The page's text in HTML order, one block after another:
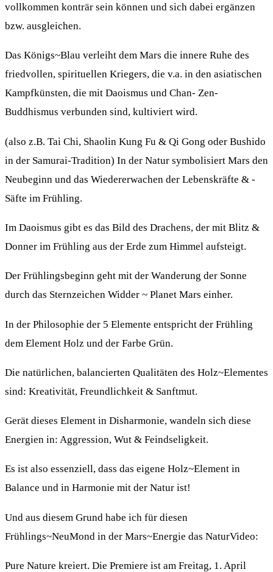
vollkommen konträr sein können und sich dabei ergänzen
bzw. ausgleichen.
Das Königs~Blau verleiht dem Mars die innere Ruhe des
friedvollen, spirituellen Kriegers, die v.a. in den asiatischen
Kampfkünsten, die mit Daoismus und Chan- Zen-
Buddhismus verbunden sind, kultiviert wird.
(also z.B. Tai Chi, Shaolin Kung Fu & Qi Gong oder Bushido
in der Samurai-Tradition) In der Natur symbolisiert Mars den
Neubeginn und das Wiedererwachen der Lebenskräfte & -
Säfte im Frühling.
Im Daoismus gibt es das Bild des Drachens, der mit Blitz &
Donner im Frühling aus der Erde zum Himmel aufsteigt.
Der Frühlingsbeginn geht mit der Wanderung der Sonne
durch das Sternzeichen Widder ~ Planet Mars einher.
In der Philosophie der 5 Elemente entspricht der Frühling
dem Element Holz und der Farbe Grün.
Die natürlichen, balancierten Qualitäten des Holz~Elementes
sind: Kreativität, Freundlichkeit & Sanftmut.
Gerät dieses Element in Disharmonie, wandeln sich diese
Energien in: Aggression, Wut & Feindseligkeit.
Es ist also essenziell, dass das eigene Holz~Element in
Balance und in Harmonie mit der Natur ist!
Und aus diesem Grund habe ich für diesen
Frühlings~NeuMond in der Mars~Energie das NaturVideo:
Pure Nature kreiert. Die Premiere ist am Freitag, 1. April